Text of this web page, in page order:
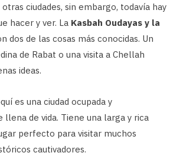
ciudades, sin embargo, todavía hay
hacer y ver. La Kasbah Oudayas y la
dos de las cosas más conocidas. Un
de Rabat o una visita a Chellah
ideas.
es una ciudad ocupada y
de vida. Tiene una larga y rica
perfecto para visitar muchos
cautivadores.